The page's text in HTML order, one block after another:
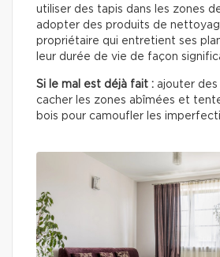
utiliser des tapis dans les zones
adopter des produits de
propriétaire qui entretient ses
leur durée de vie de façon
Si le mal est déjà fait : ajouter
cacher les zones abîmées et
bois pour camoufler les